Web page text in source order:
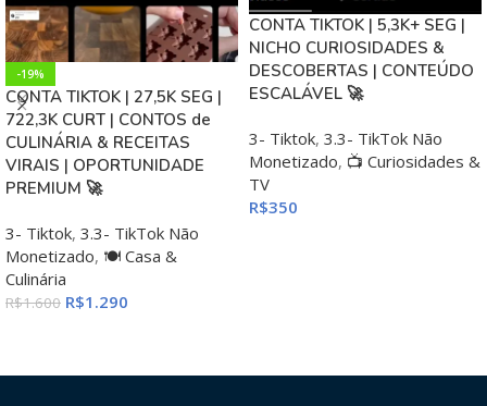
-19%
CONTA TIKTOK | 27,5K SEG |
722,3K CURT | CONTOS de
CULINÁRIA & RECEITAS
VIRAIS | OPORTUNIDADE
PREMIUM 🚀
3- Tiktok, 3.3- TikTok Não
Monetizado, 🍽️ Casa &
Culinária
R$1.600 R$1.290
CONTA TIKTOK | 5,3K+ SEG |
NICHO CURIOSIDADES &
DESCOBERTAS | CONTEÚDO
ESCALÁVEL 🚀
3- Tiktok, 3.3- TikTok Não
Monetizado, 📺 Curiosidades &
TV
R$350